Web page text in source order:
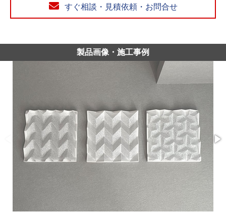
すぐ相談・見積依頼・お問合せ
製品画像・施工事例